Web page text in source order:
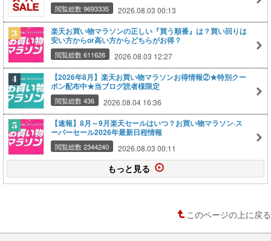
閲覧総数 9693335 2026.08.03 00:13
楽天お買い物マラソンの正しい『買う順番』は？買い回りは
安い方からor高い方からどちらがお得？
閲覧総数 611626 2026.08.03 12:27
【2026年8月】楽天お買い物マラソンお得情報②★特別クー
ポン配布中★当ブログ読者様限定
閲覧総数 436 2026.08.04 16:36
【速報】8月～9月楽天セールはいつ？お買い物マラソン·ス
ーパーセール2026年最新日程情報
閲覧総数 2344240 2026.08.03 00:11
もっと見る
このページの上に戻る